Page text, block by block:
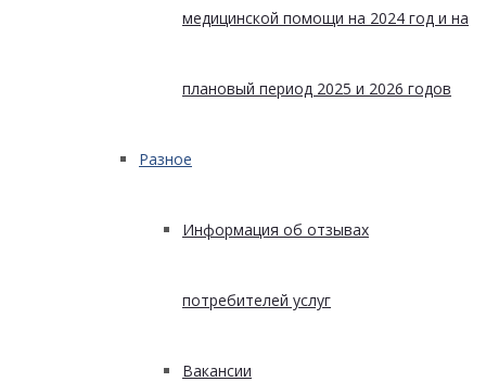
медицинской помощи на 2024 год и на
плановый период 2025 и 2026 годов
Разное
Информация об отзывах
потребителей услуг
Вакансии